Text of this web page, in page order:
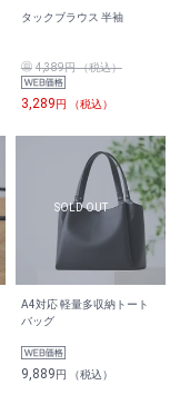
タックブラウス 半袖
4,389円 （税込）
3,289円 （税込）
A4対応 軽量多収納トート
バッグ
9,889円 （税込）